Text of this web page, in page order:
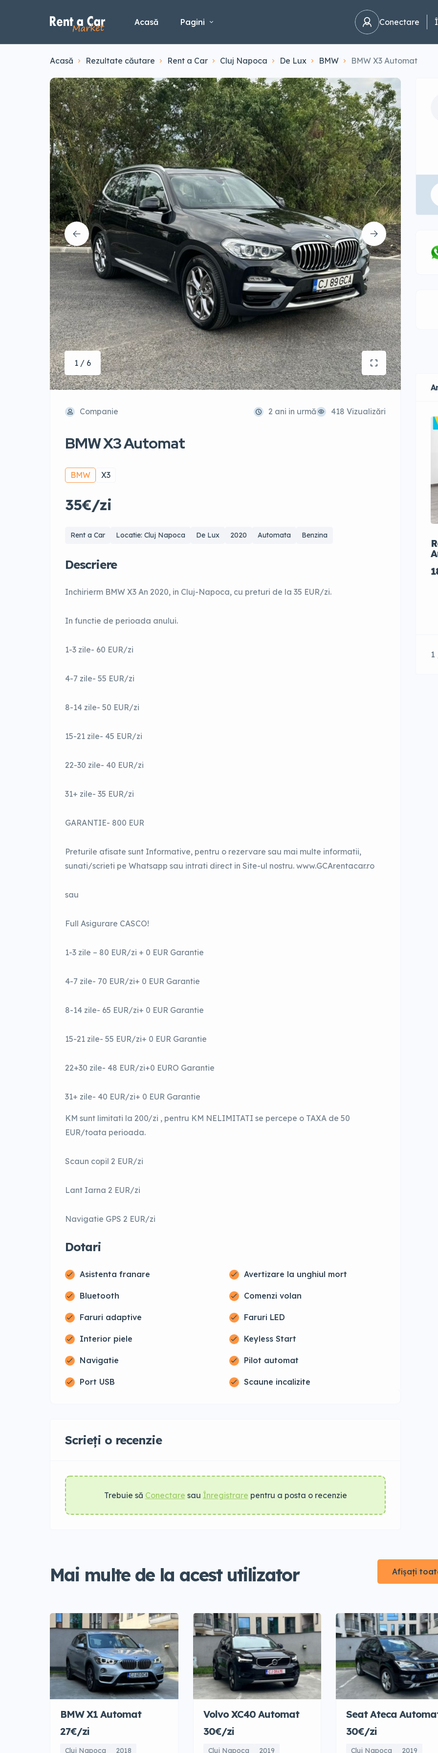
Acasă Pagini Conectare
Acasă Rezultate căutare Rent a Car Cluj Napoca De Lux BMW BMW X3 Automat
1 / 6
Companie 2 ani in urmă 418 Vizualizări
BMW X3 Automat
BMW X3
35€/zi
Rent a Car Locatie: Cluj Napoca De Lux 2020 Automata Benzina
Descriere
Inchirierm BMW X3 An 2020, in Cluj-Napoca, cu preturi de la 35 EUR/zi.
In functie de perioada anului.
1-3 zile- 60 EUR/zi
4-7 zile- 55 EUR/zi
8-14 zile- 50 EUR/zi
15-21 zile- 45 EUR/zi
22-30 zile- 40 EUR/zi
31+ zile- 35 EUR/zi
GARANTIE- 800 EUR
Preturile afisate sunt Informative, pentru o rezervare sau mai multe informatii,
sunati/scrieti pe Whatsapp sau intrati direct in Site-ul nostru. www.GCArentacar.ro
sau
Full Asigurare CASCO!
1-3 zile – 80 EUR/zi + 0 EUR Garantie
4-7 zile- 70 EUR/zi+ 0 EUR Garantie
8-14 zile- 65 EUR/zi+ 0 EUR Garantie
15-21 zile- 55 EUR/zi+ 0 EUR Garantie
22+30 zile- 48 EUR/zi+0 EURO Garantie
31+ zile- 40 EUR/zi+ 0 EUR Garantie
KM sunt limitati la 200/zi , pentru KM NELIMITATI se percepe o TAXA de 50
EUR/toata perioada.
Scaun copil 2 EUR/zi
Lant Iarna 2 EUR/zi
Navigatie GPS 2 EUR/zi
Dotari
Asistenta franare Avertizare la unghiul mort
Bluetooth Comenzi volan
Faruri adaptive Faruri LED
Interior piele Keyless Start
Navigatie Pilot automat
Port USB Scaune incalizite
Scrieți o recenzie
Trebuie să Conectare sau Înregistrare pentru a posta o recenzie
Mai multe de la acest utilizator Afișați
BMW X1 Automat
27€/zi
Cluj Napoca 2018
Volvo XC40 Automat
30€/zi
Cluj Napoca 2019
Seat Ateca
30€/zi
Cluj Napoca 2019